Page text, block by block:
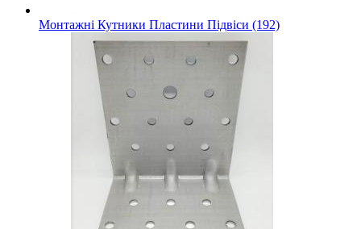
Монтажні Кутники Пластини Підвіси (192)